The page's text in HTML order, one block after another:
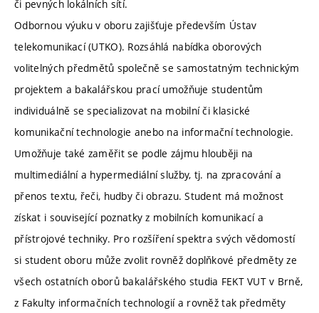
či pevných lokálních sítí.
Odbornou výuku v oboru zajišťuje především Ústav
telekomunikací (UTKO). Rozsáhlá nabídka oborových
volitelných předmětů společně se samostatným technickým
projektem a bakalářskou prací umožňuje studentům
individuálně se specializovat na mobilní či klasické
komunikační technologie anebo na informační technologie.
Umožňuje také zaměřit se podle zájmu hlouběji na
multimediální a hypermediální služby, tj. na zpracování a
přenos textu, řeči, hudby či obrazu. Student má možnost
získat i související poznatky z mobilních komunikací a
přístrojové techniky. Pro rozšíření spektra svých vědomostí
si student oboru může zvolit rovněž doplňkové předměty ze
všech ostatních oborů bakalářského studia FEKT VUT v Brně,
z Fakulty informačních technologií a rovněž tak předměty